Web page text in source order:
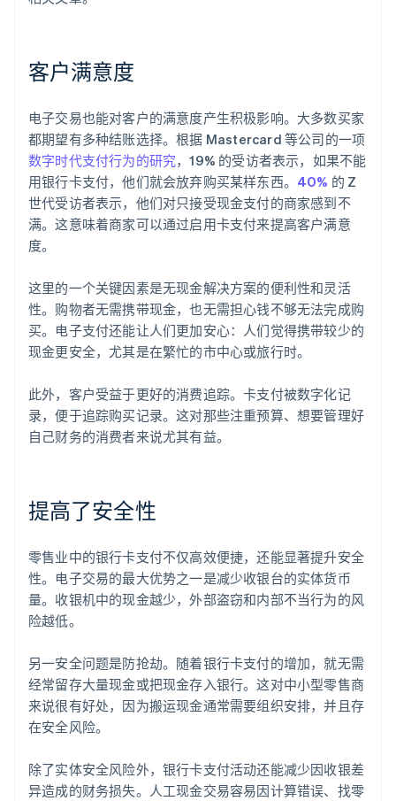
客户满意度
电子交易也能对客户的满意度产生积极影响。大多数买家
都期望有多种结账选择。根据 Mastercard 等公司的一项
数字时代支付行为的研究，19% 的受访者表示，如果不能
用银行卡支付，他们就会放弃购买某样东西。 40% 的 Z
世代受访者表示，他们对只接受现金支付的商家感到不
满。这意味着商家可以通过启用卡支付来提高客户满意
度。
这里的一个关键因素是无现金解决方案的便利性和灵活
性。购物者无需携带现金，也无需担心钱不够无法完成购
买。电子支付还能让人们更加安心：人们觉得携带较少的
现金更安全，尤其是在繁忙的市中心或旅行时。
此外，客户受益于更好的消费追踪。卡支付被数字化记
录，便于追踪购买记录。这对那些注重预算、想要管理好
自己财务的消费者来说尤其有益。
提高了安全性
零售业中的银行卡支付不仅高效便捷，还能显著提升安全
性。电子交易的最大优势之一是减少收银台的实体货币
量。收银机中的现金越少，外部盗窃和内部不当行为的风
险越低。
另一安全问题是防抢劫。随着银行卡支付的增加，就无需
经常留存大量现金或把现金存入银行。这对中小型零售商
来说很有好处，因为搬运现金通常需要组织安排，并且存
在安全风险。
除了实体安全风险外，银行卡支付活动还能减少因收银差
异造成的财务损失。人工现金交易容易因计算错误、找零